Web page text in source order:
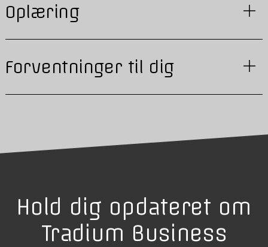
Oplæring
Forventninger til dig
Hold dig opdateret om
Tradium Business